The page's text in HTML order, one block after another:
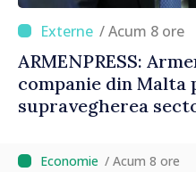
/ Acum 8 ore
ARMENPRESS:
companie din Malta
supravegherea
/ Acum 8 ore